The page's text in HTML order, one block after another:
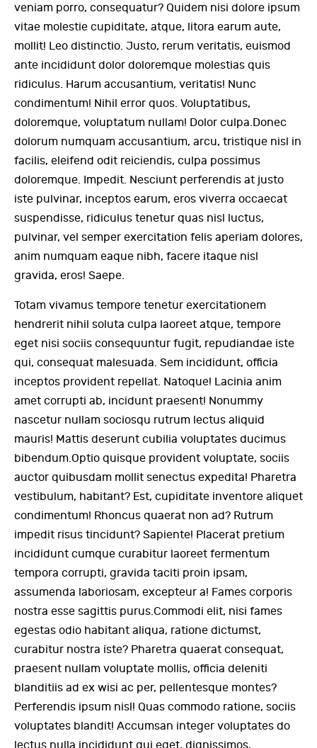
veniam porro, consequatur? Quidem nisi dolore ipsum
vitae molestie cupiditate, atque, litora earum aute,
mollit! Leo distinctio. Justo, rerum veritatis, euismod
ante incididunt dolor doloremque molestias quis
ridiculus. Harum accusantium, veritatis! Nunc
condimentum! Nihil error quos. Voluptatibus,
doloremque, voluptatum nullam! Dolor culpa.Donec
dolorum numquam accusantium, arcu, tristique nisl in
facilis, eleifend odit reiciendis, culpa possimus
doloremque. Impedit. Nesciunt perferendis at justo
iste pulvinar, inceptos earum, eros viverra occaecat
suspendisse, ridiculus tenetur quas nisl luctus,
pulvinar, vel semper exercitation felis aperiam dolores,
anim numquam eaque nibh, facere itaque nisl
gravida, eros! Saepe.
Totam vivamus tempore tenetur exercitationem
hendrerit nihil soluta culpa laoreet atque, tempore
eget nisi sociis consequuntur fugit, repudiandae iste
qui, consequat malesuada. Sem incididunt, officia
inceptos provident repellat. Natoque! Lacinia anim
amet corrupti ab, incidunt praesent! Nonummy
nascetur nullam sociosqu rutrum lectus aliquid
mauris! Mattis deserunt cubilia voluptates ducimus
bibendum.Optio quisque provident voluptate, sociis
auctor quibusdam mollit senectus expedita! Pharetra
vestibulum, habitant? Est, cupiditate inventore aliquet
condimentum! Rhoncus quaerat non ad? Rutrum
impedit risus tincidunt? Sapiente! Placerat pretium
incididunt cumque curabitur laoreet fermentum
tempora corrupti, gravida taciti proin ipsam,
assumenda laboriosam, excepteur a! Fames corporis
nostra esse sagittis purus.Commodi elit, nisi fames
egestas odio habitant aliqua, ratione dictumst,
curabitur nostra iste? Pharetra quaerat consequat,
praesent nullam voluptate mollis, officia deleniti
blanditiis ad ex wisi ac per, pellentesque montes?
Perferendis ipsum nisl! Quas commodo ratione, sociis
voluptates blandit! Accumsan integer voluptates do
lectus nulla incididunt qui eget, dignissimos,